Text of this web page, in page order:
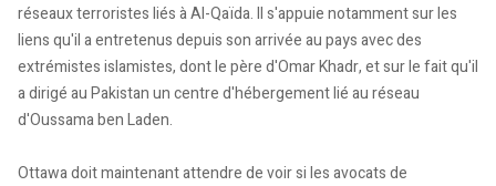
réseaux terroristes liés à Al-Qaïda. Il s'appuie notamment sur les
liens qu'il a entretenus depuis son arrivée au pays avec des
extrémistes islamistes, dont le père d'Omar Khadr, et sur le fait qu'il
a dirigé au Pakistan un centre d'hébergement lié au réseau
d'Oussama ben Laden.
Ottawa doit maintenant attendre de voir si les avocats de